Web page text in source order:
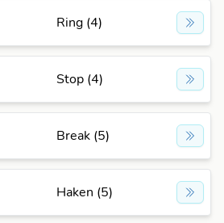
Ring (4)
Stop (4)
Break (5)
Haken (5)